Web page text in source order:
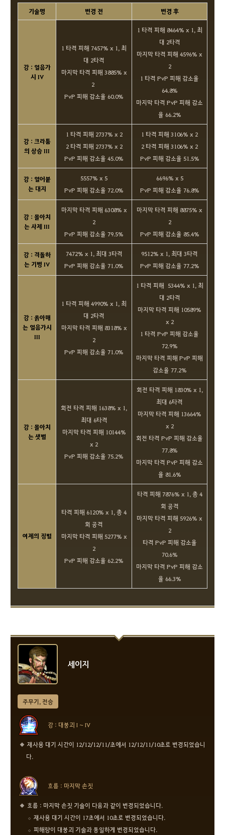
기술명 변경 전 변경 후
강 : 얼음가
시 IV
1 타격 피해 7457% x 1, 최
대 2타격
마지막 타격 피해 3885% x
2
PvP 피해 감소율 60.0%
1 타격 피해 8464% x 1, 최
대 2타격
마지막 타격 피해 4596% x
2
1 타격 PvP 피해 감소율
64.8%
마지막 타격 PvP 피해 감소
율 66.2%
강 : 크라툼
의 상승 III
1 타격 피해 2737% x 2
2 타격 피해 2737% x 2
PvP 피해 감소율 45.0%
1 타격 피해 3106% x 2
2 타격 피해 3106% x 2
PvP 피해 감소율 51.5%
강 : 얼어붙
는 대지
5557% x 5
PvP 피해 감소율 72.0%
6696% x 5
PvP 피해 감소율 76.8%
강 : 몰아치
는 사제 III
마지막 타격 피해 6308% x
2
PvP 피해 감소율 79.5%
마지막 타격 피해 8875% x
2
PvP 피해 감소율 85.4%
강 : 격돌하
는 기병 IV
7472% x 1, 최대 3타격
PvP 피해 감소율 71.0%
9512% x 1, 최대 3타격
PvP 피해 감소율 77.2%
강 : 옭아매
는 얼음가시
III
1 타격 피해 4990% x 1, 최
대 2타격
마지막 타격 피해 8318% x
2
PvP 피해 감소율 71.0%
1 타격 피해 5344% x 1, 최
대 2타격
마지막 타격 피해 10589%
x 2
1 타격 PvP 피해 감소율
72.9%
마지막 타격 피해 PvP 피해
감소율 77.2%
강 : 몰아치
는 샛별
회전 타격 피해 1638% x 1,
최대 6타격
마지막 타격 피해 10144%
x 2
PvP 피해 감소율 75.2%
회전 타격 피해 1830% x 1,
최대 6타격
마지막 타격 피해 13664%
x 2
회전 타격 PvP 피해 감소율
77.8%
마지막 타격 PvP 피해 감소
율 81.6%
여제의 징벌
타격 피해 6120% x 1, 총 4
회 공격
마지막 타격 피해 5277% x
2
PvP 피해 감소율 62.2%
타격 피해 7876% x 1, 총 4
회 공격
마지막 타격 피해 5926% x
2
타격 PvP 피해 감소율
70.6%
마지막 타격 PvP 피해 감소
율 66.3%
세이지
주무기, 전승
강 : 대붕괴 I ~ IV
재사용 대기 시간이 12/12/12/11/초에서 12/12/11/10초로 변경되었습니
다.
흐름 : 마지막 손짓
흐름 : 마지막 손짓 기술이 다음과 같이 변경되었습니다.
재사용 대기 시간이 17초에서 10초로 변경되었습니다.
피해량이 대붕괴 기술과 동일하게 변경되었습니다.